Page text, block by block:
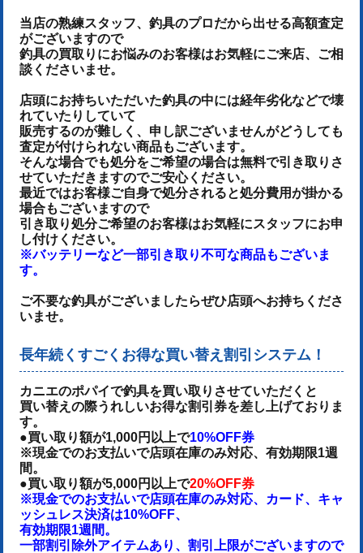
当店の熟練スタッフ、釣具のプロだから出せる高額査定
がございますので
釣具の買取りにお悩みのお客様はお気軽にご来店、ご相
談くださいませ。
店頭にお持ちいただいた釣具の中には経年劣化などで壊
れていたりしていて
販売するのが難しく、申し訳ございませんがどうしても
査定が付けられない商品もございます。
そんな場合でも処分をご希望の場合は無料で引き取りさ
せていただきますのでご安心ください。
最近ではお客様ご自身で処分されると処分費用が掛かる
場合もございますので
引き取り処分ご希望のお客様はお気軽にスタッフにお申
し付けください。
※バッテリーなど一部引き取り不可な商品もございま
す。
ご不要な釣具がございましたらぜひ店頭へお持ちくださ
いませ。
長年続くすごくお得な買い替え割引システム！
カニエのポパイで釣具を買い取りさせていただくと
買い替えの際うれしいお得な割引券を差し上げておりま
す。
●買い取り額が1,000円以上で10%OFF券
※現金でのお支払いで店頭在庫のみ対応、有効期限1週
間。
●買い取り額が5,000円以上で20%OFF券
※現金でのお支払いで店頭在庫のみ対応、カード、キャ
ッシュレス決済は10%OFF、
有効期限1週間。
一部割引除外アイテムあり、割引上限がございますので